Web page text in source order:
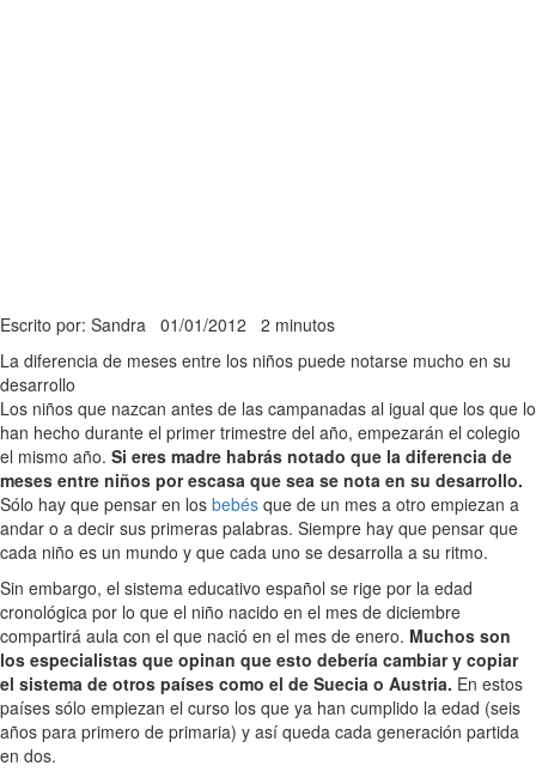
Escrito por: Sandra 01/01/2012 2 minutos
La diferencia de meses entre los niños puede notarse mucho en su
desarrollo
Los niños que nazcan antes de las campanadas al igual que los que lo
han hecho durante el primer trimestre del año, empezarán el colegio
el mismo año. Si eres madre habrás notado que la diferencia de
meses entre niños por escasa que sea se nota en su desarrollo.
Sólo hay que pensar en los bebés que de un mes a otro empiezan a
andar o a decir sus primeras palabras. Siempre hay que pensar que
cada niño es un mundo y que cada uno se desarrolla a su ritmo.
Sin embargo, el sistema educativo español se rige por la edad
cronológica por lo que el niño nacido en el mes de diciembre
compartirá aula con el que nació en el mes de enero. Muchos son
los especialistas que opinan que esto debería cambiar y copiar
el sistema de otros países como el de Suecia o Austria. En estos
países sólo empiezan el curso los que ya han cumplido la edad (seis
años para primero de primaria) y así queda cada generación partida
en dos.